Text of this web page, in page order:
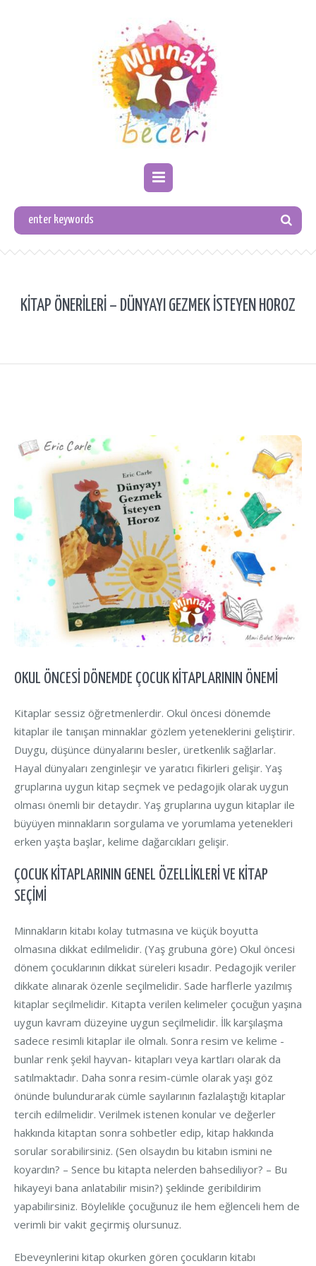
KİTAP ÖNERİLERİ – DÜNYAYI GEZMEK İSTEYEN HOROZ
OKUL ÖNCESI DÖNEMDE ÇOCUK KITAPLARININ ÖNEMI
Kitaplar sessiz öğretmenlerdir. Okul öncesi dönemde
kitaplar ile tanışan minnaklar gözlem yeteneklerini geliştirir.
Duygu, düşünce dünyalarını besler, üretkenlik sağlarlar.
Hayal dünyaları zenginleşir ve yaratıcı fikirleri gelişir. Yaş
gruplarına uygun kitap seçmek ve pedagojik olarak uygun
olması önemli bir detaydır. Yaş gruplarına uygun kitaplar ile
büyüyen minnakların sorgulama ve yorumlama yetenekleri
erken yaşta başlar, kelime dağarcıkları gelişir.
ÇOCUK KİTAPLARININ GENEL ÖZELLİKLERİ VE KITAP
SEÇIMI
Minnakların kitabı kolay tutmasına ve küçük boyutta
olmasına dikkat edilmelidir. (Yaş grubuna göre) Okul öncesi
dönem çocuklarının dikkat süreleri kısadır. Pedagojik veriler
dikkate alınarak özenle seçilmelidir. Sade harflerle yazılmış
kitaplar seçilmelidir. Kitapta verilen kelimeler çocuğun yaşına
uygun kavram düzeyine uygun seçilmelidir. İlk karşılaşma
sadece resimli kitaplar ile olmalı. Sonra resim ve kelime -
bunlar renk şekil hayvan- kitapları veya kartları olarak da
satılmaktadır. Daha sonra resim-cümle olarak yaşı göz
önünde bulundurarak cümle sayılarının fazlalaştığı kitaplar
tercih edilmelidir. Verilmek istenen konular ve değerler
hakkında kitaptan sonra sohbetler edip, kitap hakkında
sorular sorabilirsiniz. (Sen olsaydın bu kitabın ismini ne
koyardın? – Sence bu kitapta nelerden bahsediliyor? – Bu
hikayeyi bana anlatabilir misin?) şeklinde geribildirim
yapabilirsiniz. Böylelikle çocuğunuz ile hem eğlenceli hem de
verimli bir vakit geçirmiş olursunuz.
Ebeveynlerini kitap okurken gören çocukların kitabı